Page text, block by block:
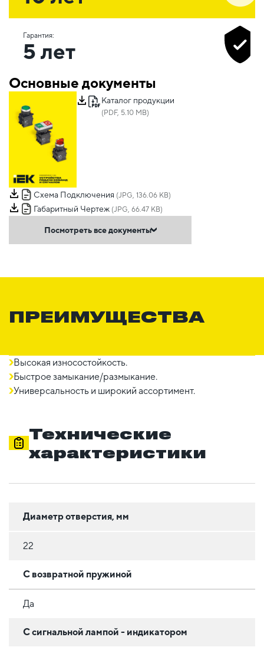
Гарантия:
5 лет
Основные документы
Каталог продукции
(PDF, 5.10 MB)
Схема Подключения (JPG, 136.06 KB)
Габаритный Чертеж (JPG, 66.47 KB)
Посмотреть все документы
ПРЕИМУЩЕСТВА
Высокая износостойкость.
Быстрое замыкание/размыкание.
Универсальность и широкий ассортимент.
Технические
характеристики
Диаметр отверстия, мм
22
С возвратной пружиной
Да
С сигнальной лампой - индикатором